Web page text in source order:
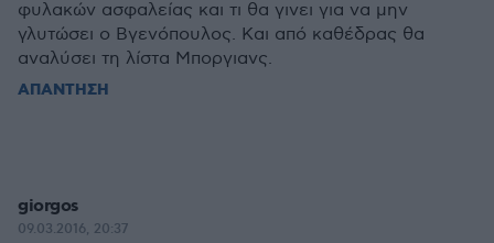
φυλακών ασφαλείας και τι θα γινει για να μην
γλυτώσει ο Βγενόπουλος. Και από καθέδρας θα
αναλύσει τη λίστα Μποργιανς.
ΑΠΑΝΤΗΣΗ
giorgos
09.03.2016, 20:37